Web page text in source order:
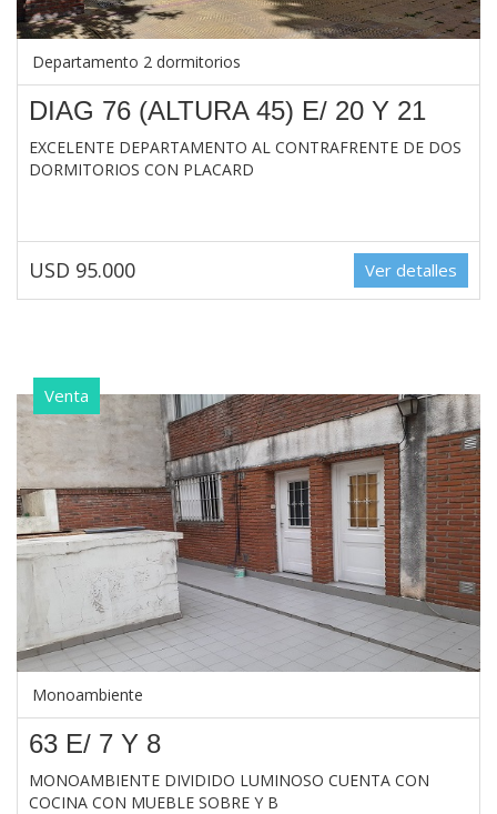
Departamento 2 dormitorios
DIAG 76 (ALTURA 45) E/ 20 Y 21
EXCELENTE DEPARTAMENTO AL CONTRAFRENTE DE DOS
DORMITORIOS CON PLACARD
USD 95.000 Ver detalles
Venta
Monoambiente
63 E/ 7 Y 8
MONOAMBIENTE DIVIDIDO LUMINOSO CUENTA CON
COCINA CON MUEBLE SOBRE Y B